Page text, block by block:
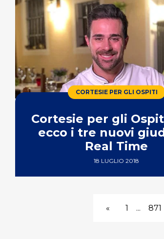
CORTESIE PER GLI OSPITI
Cortesie per gli
ecco i tre nuovi
Real Time
18 LUGLIO 2018
« 1 ... 871